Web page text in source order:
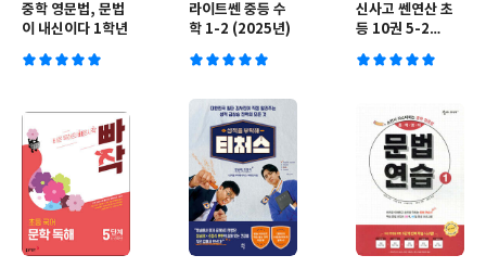
중학 영문법, 문법
이 내신이다 1학년
라이트쎈 중등 수
학 1-2 (2025년)
신사고 쎈연산 초
등 10권 5-2